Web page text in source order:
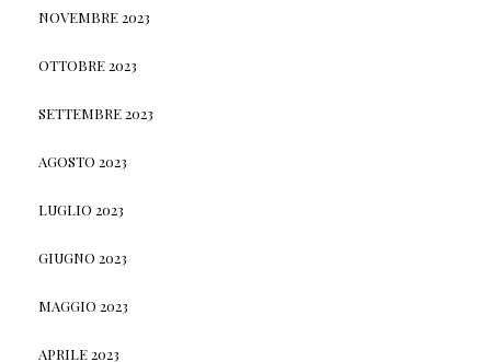
NOVEMBRE 2023
OTTOBRE 2023
SETTEMBRE 2023
AGOSTO 2023
LUGLIO 2023
GIUGNO 2023
MAGGIO 2023
APRILE 2023